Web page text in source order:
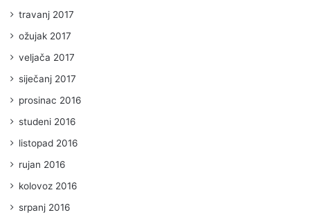
travanj 2017
ožujak 2017
veljača 2017
siječanj 2017
prosinac 2016
studeni 2016
listopad 2016
rujan 2016
kolovoz 2016
srpanj 2016